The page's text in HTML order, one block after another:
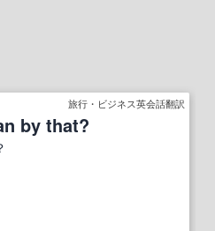
旅行・ビジネス英会話翻訳
by that?